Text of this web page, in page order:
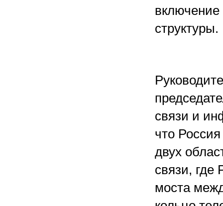
структуры.
связи и
что
двух
связи, где
моста